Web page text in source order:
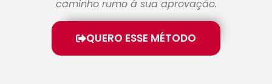
caminho rumo à sua aprovação.
QUERO ESSE MÉTODO